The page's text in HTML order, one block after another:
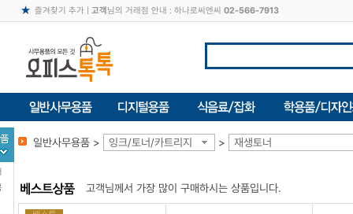
즐겨찾기 추가| 고객님의 거래점 안내 : 하나로씨엔씨 02-566-7913
일반사무용품 > 잉크/토너/카트리지 > 재생토너
고객님께서 가장 많이 구매하시는 상품입니다.